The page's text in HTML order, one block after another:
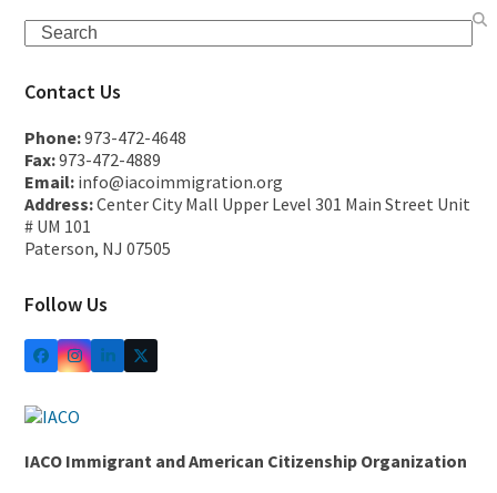
Contact Us
Phone:973-472-4648
Fax:973-472-4889
Email: info@iacoimmigration.org
Address:Center City Mall Upper Level 301 Main Street Unit
# UM 101
Paterson, NJ 07505
Follow Us
IACO Immigrant and American Citizenship Organization